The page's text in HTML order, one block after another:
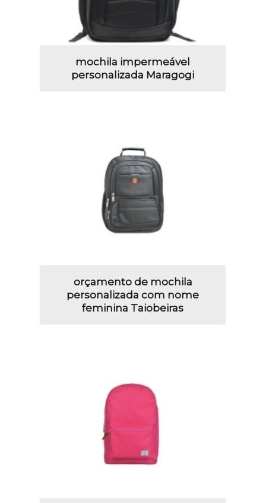
mochila impermeável
personalizada Maragogi
orçamento de mochila
personalizada com nome
feminina Taiobeiras